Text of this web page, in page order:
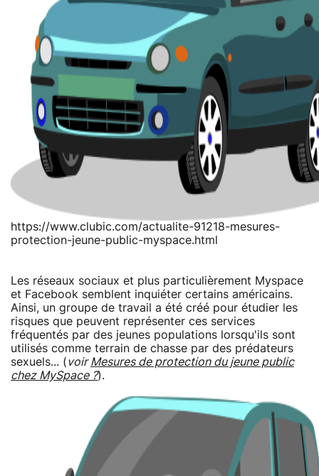
https://www.clubic.com/actualite-91218-mesures-
protection-jeune-public-myspace.html
Les réseaux sociaux et plus particulièrement Myspace
et Facebook semblent inquiéter certains américains.
Ainsi, un groupe de travail a été créé pour étudier les
risques que peuvent représenter ces services
fréquentés par des jeunes populations lorsqu'ils sont
utilisés comme terrain de chasse par des prédateurs
sexuels... (voirMesures de protection du jeune public
chez MySpace ?).